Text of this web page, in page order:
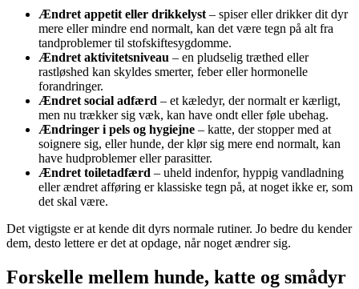
Ændret appetit eller drikkelyst – spiser eller drikker dit dyr
mere eller mindre end normalt, kan det være tegn på alt fra
tandproblemer til stofskiftesygdomme.
Ændret aktivitetsniveau – en pludselig træthed eller
rastløshed kan skyldes smerter, feber eller hormonelle
forandringer.
Ændret social adfærd – et kæledyr, der normalt er kærligt,
men nu trækker sig væk, kan have ondt eller føle ubehag.
Ændringer i pels og hygiejne – katte, der stopper med at
soignere sig, eller hunde, der klør sig mere end normalt, kan
have hudproblemer eller parasitter.
Ændret toiletadfærd – uheld indenfor, hyppig vandladning
eller ændret afføring er klassiske tegn på, at noget ikke er, som
det skal være.
Det vigtigste er at kende dit dyrs normale rutiner. Jo bedre du kender
dem, desto lettere er det at opdage, når noget ændrer sig.
Forskelle mellem hunde, katte og smådyr